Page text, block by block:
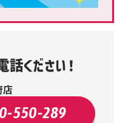
ください！
店
550-289